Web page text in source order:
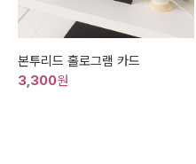
본투리드 홀로그램 카드
3,300원